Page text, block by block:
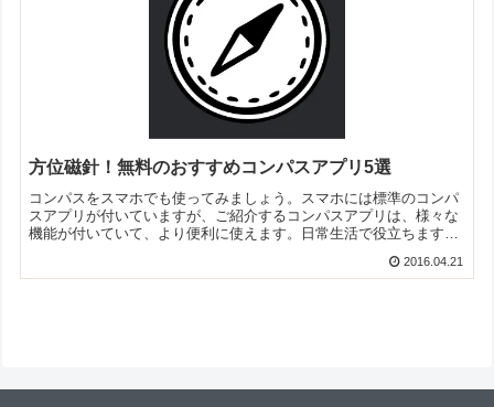
方位磁針！無料のおすすめコンパスアプリ5選
コンパスをスマホでも使ってみましょう。スマホには標準のコンパ
スアプリが付いていますが、ご紹介するコンパスアプリは、様々な
機能が付いていて、より便利に使えます。日常生活で役立ちます
2016.04.21